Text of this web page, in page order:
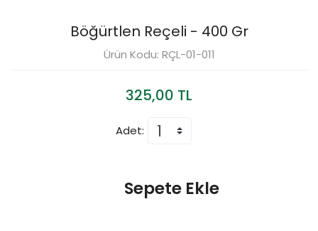
Böğürtlen Reçeli - 400 Gr
Ürün Kodu: RÇL-01-011
325,00 TL
Adet:
Sepete Ekle